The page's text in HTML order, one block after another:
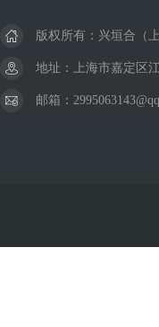
版权所有：兴垣合（
地址：上海市嘉定区
邮箱：